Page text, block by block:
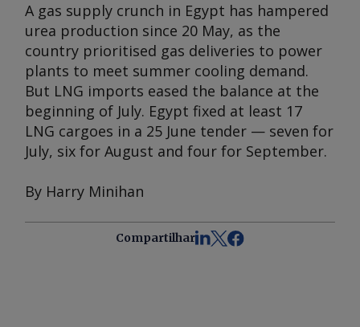
A gas supply crunch in Egypt has hampered
urea production since 20 May, as the
country prioritised gas deliveries to power
plants to meet summer cooling demand.
But LNG imports eased the balance at the
beginning of July. Egypt fixed at least 17
LNG cargoes in a 25 June tender — seven for
July, six for August and four for September.
By Harry Minihan
Compartilhar